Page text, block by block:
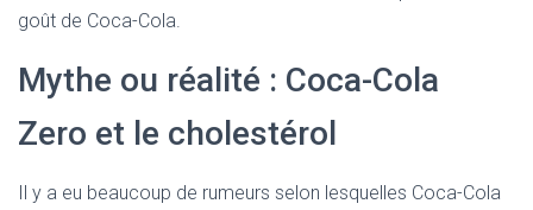
goût de Coca-Cola.
Mythe ou réalité : Coca-Cola
Zero et le cholestérol
Il y a eu beaucoup de rumeurs selon lesquelles Coca-Cola